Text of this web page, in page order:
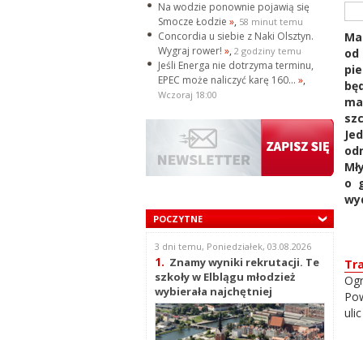
Na wodzie ponownie pojawią się
Smocze Łodzie », 58 minut temu
Concordia u siebie z Naki Olsztyn.
Wygraj rower! », 2 godziny temu
Jeśli Energa nie dotrzyma terminu,
EPEC może naliczyć karę 160... »,
Wczoraj 18:00
POCZYTNE
3 dni temu, Poniedziałek, 03.08.2026
1. Znamy wyniki rekrutacji. Te
szkoły w Elblągu młodzież
wybierała najchętniej
o